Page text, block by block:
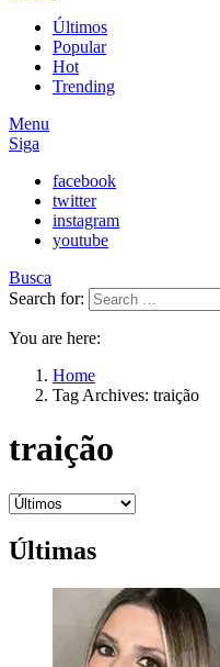
Últimos
Popular
Hot
Trending
Menu
Siga
facebook
twitter
instagram
youtube
Busca
Search for:
You are here:
Home
Tag Archives: traição
traição
Últimas